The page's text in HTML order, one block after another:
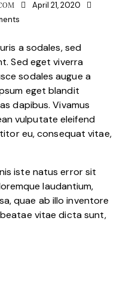
April 21, 2020
a sodales, sed
Sed eget viverra
sodales augue a
eget blandit
dapibus. Vivamus
vulputate eleifend
eu, consequat vitae,
iste natus error sit
laudantium,
quae ab illo inventore
vitae dicta sunt,